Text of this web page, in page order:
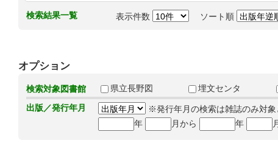
検索結果一覧 表示件数 ソート順
オプション
検索対象図書館 県立長野図 埋文センタ
出版／発行年月
※発行年月の検索は雑誌のみ対象
年
月から 年